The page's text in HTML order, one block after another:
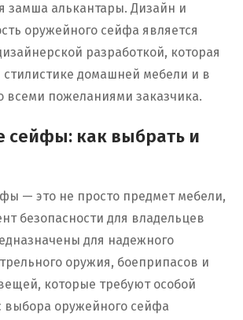
замша алькантары. Дизайн и
оружейного сейфа является
разработкой, которая
стилистике домашней мебели и в
всеми пожеланиями заказчика.
как выбрать и
— это не просто предмет мебели,
безопасности для владельцев
для надежного
оружия, боеприпасов и
которые требуют особой
оружейного сейфа